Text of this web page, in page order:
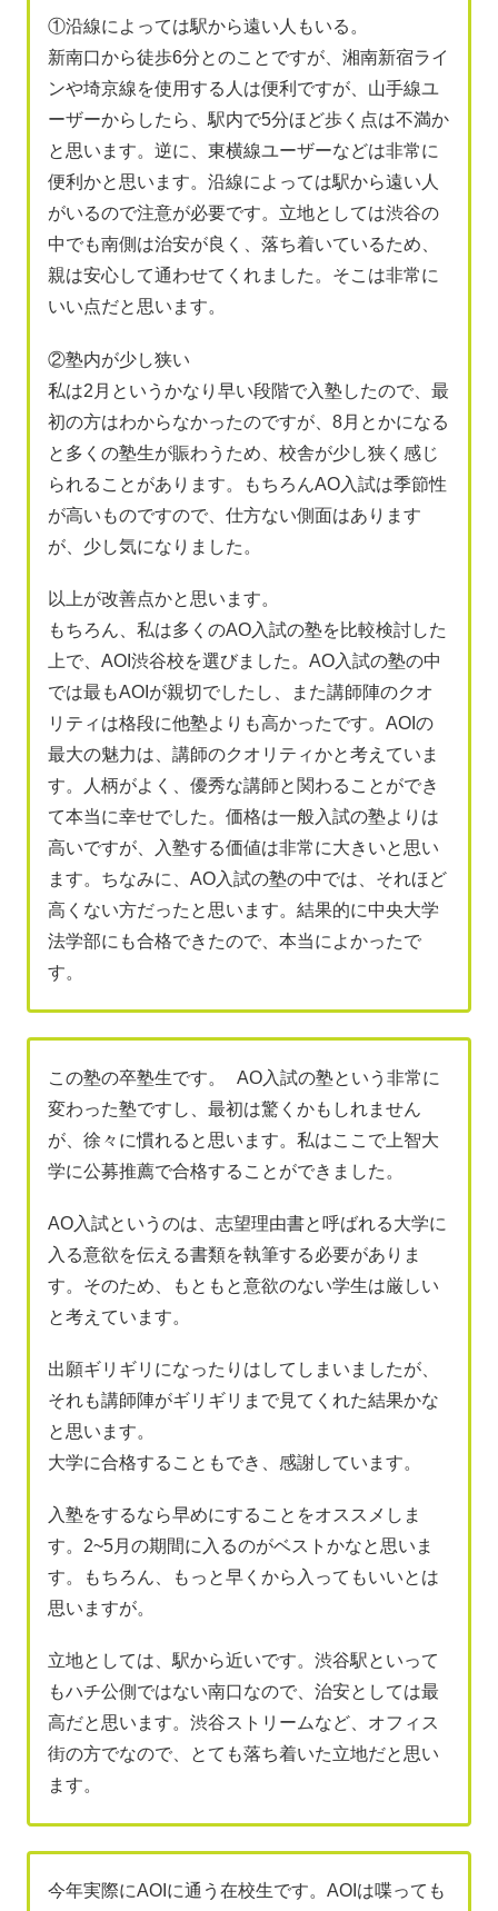
①沿線によっては駅から遠い人もいる。
新南口から徒歩6分とのことですが、湘南新宿ライ
ンや埼京線を使用する人は便利ですが、山手線ユ
ーザーからしたら、駅内で5分ほど歩く点は不満か
と思います。逆に、東横線ユーザーなどは非常に
便利かと思います。沿線によっては駅から遠い人
がいるので注意が必要です。立地としては渋谷の
中でも南側は治安が良く、落ち着いているため、
親は安心して通わせてくれました。そこは非常に
いい点だと思います。
②塾内が少し狭い
私は2月というかなり早い段階で入塾したので、最
初の方はわからなかったのですが、8月とかになる
と多くの塾生が賑わうため、校舎が少し狭く感じ
られることがあります。もちろんAO入試は季節性
が高いものですので、仕方ない側面はあります
が、少し気になりました。
以上が改善点かと思います。
もちろん、私は多くのAO入試の塾を比較検討した
上で、AOI渋谷校を選びました。AO入試の塾の中
では最もAOIが親切でしたし、また講師陣のクオ
リティは格段に他塾よりも高かったです。AOIの
最大の魅力は、講師のクオリティかと考えていま
す。人柄がよく、優秀な講師と関わることができ
て本当に幸せでした。価格は一般入試の塾よりは
高いですが、入塾する価値は非常に大きいと思い
ます。ちなみに、AO入試の塾の中では、それほど
高くない方だったと思います。結果的に中央大学
法学部にも合格できたので、本当によかったで
す。
この塾の卒塾生です。 AO入試の塾という非常に
変わった塾ですし、最初は驚くかもしれません
が、徐々に慣れると思います。私はここで上智大
学に公募推薦で合格することができました。
AO入試というのは、志望理由書と呼ばれる大学に
入る意欲を伝える書類を執筆する必要がありま
す。そのため、もともと意欲のない学生は厳しい
と考えています。
出願ギリギリになったりはしてしまいましたが、
それも講師陣がギリギリまで見てくれた結果かな
と思います。
大学に合格することもでき、感謝しています。
入塾をするなら早めにすることをオススメしま
す。2~5月の期間に入るのがベストかなと思いま
す。もちろん、もっと早くから入ってもいいとは
思いますが。
立地としては、駅から近いです。渋谷駅といって
もハチ公側ではない南口なので、治安としては最
高だと思います。渋谷ストリームなど、オフィス
街の方でなので、とても落ち着いた立地だと思い
ます。
今年実際にAOIに通う在校生です。AOIは喋っても